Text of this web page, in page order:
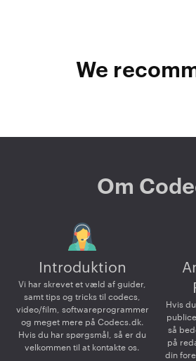
We
Om
Introduktion
Vi har skrevet et væld af guider,
samt tips og tricks til codecs,
video/film, softwareprogrammer
og meget mere på Codecs.dk.
Hvis du har spørgsmål, så er du
velkommen til at kontakte os.
Hvis
så
på
din